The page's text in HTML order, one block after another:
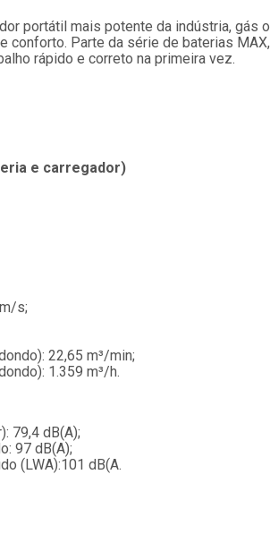
portátil mais potente da indústria,
conforto. Parte da série de baterias
rápido e correto na primeira vez.
e carregador)
s;
22,65 m³/min;
1.359 m³/h.
79,4 dB(A);
97 dB(A);
(LWA):101 dB(A.